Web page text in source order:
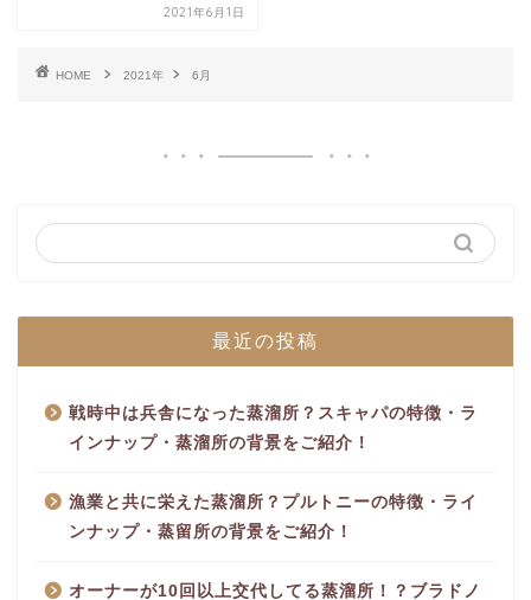
2021年6月1日
HOME 2021年 6月
最近の投稿
戦時中は兵舎になった蒸溜所？スキャパの特徴・ラ
インナップ・蒸溜所の背景をご紹介！
漁業と共に栄えた蒸溜所？プルトニーの特徴・ライ
ンナップ・蒸留所の背景をご紹介！
オーナーが10回以上交代してる蒸溜所！？ブラドノ